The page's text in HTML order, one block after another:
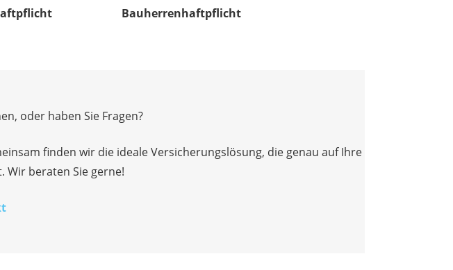
Bauherrenhaftpflicht
oder haben Sie Fragen?
finden wir die ideale Versicherungslösung, die genau auf Ihre
Wir beraten Sie gerne!